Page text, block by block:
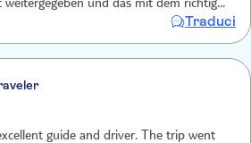
und das mit dem richtigen
haben sich super ergänzt. Das Highlight
zum Bäcker seines Herzens ging und
Kuchen kaufte. Es war einfach ein toller
und Impressionen. Vielen
Traduci
guide and driver. The trip went